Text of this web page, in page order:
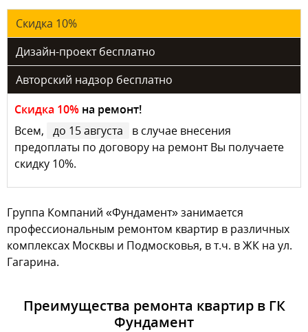
Скидка 10%
Дизайн-проект бесплатно
Авторский надзор бесплатно
Скидка 10% на ремонт!
Всем,
до 15 августа
в случае внесения
предоплаты по договору на ремонт Вы получаете
скидку 10%.
Группа Компаний «Фундамент» занимается
профессиональным ремонтом квартир в различных
комплексах Москвы и Подмосковья, в т.ч. в ЖК на ул.
Гагарина.
Преимущества ремонта квартир в ГК
Фундамент